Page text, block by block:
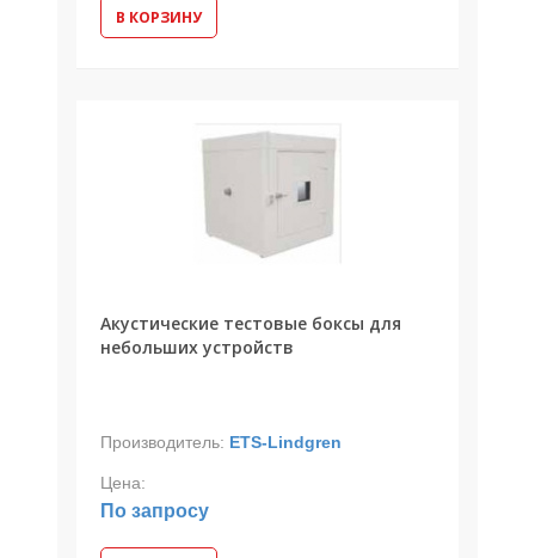
В КОРЗИНУ
Акустические тестовые боксы для
небольших устройств
Производитель: ETS-Lindgren
Цена:
По запросу